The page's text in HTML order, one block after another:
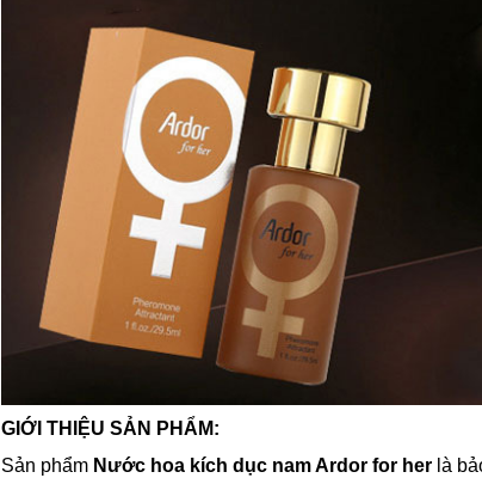
GIỚI THIỆU SẢN PHẨM:
Sản phẩm Nước hoa kích dục nam Ardor for herlà